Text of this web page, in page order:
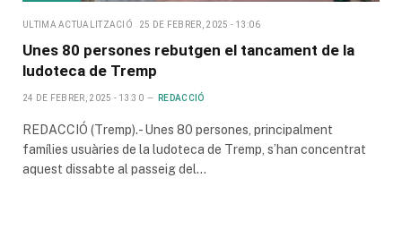
ULTIMA ACTUALITZACIÓ 25 DE FEBRER, 2025 - 13:06
Unes 80 persones rebutgen el tancament de la
ludoteca de Tremp
24 DE FEBRER, 2025 - 13:30 REDACCIÓ
REDACCIÓ (Tremp).- Unes 80 persones, principalment
famílies usuàries de la ludoteca de Tremp, s’han concentrat
aquest dissabte al passeig del…